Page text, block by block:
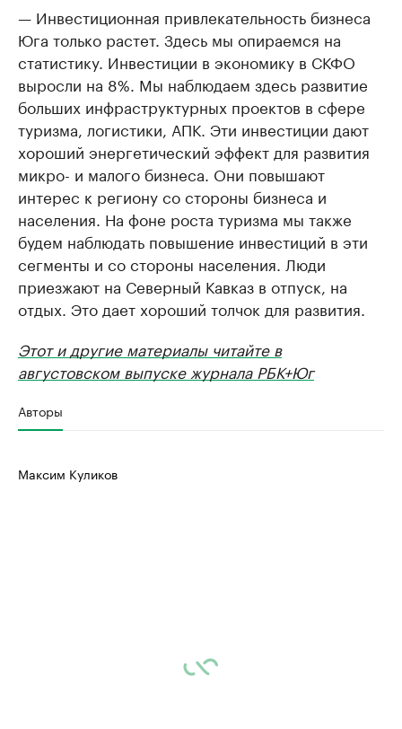
— Инвестиционная привлекательность бизнеса
Юга только растет. Здесь мы опираемся на
статистику. Инвестиции в экономику в СКФО
выросли на 8%. Мы наблюдаем здесь развитие
больших инфраструктурных проектов в сфере
туризма, логистики, АПК. Эти инвестиции дают
хороший энергетический эффект для развития
микро- и малого бизнеса. Они повышают
интерес к региону со стороны бизнеса и
населения. На фоне роста туризма мы также
будем наблюдать повышение инвестиций в эти
сегменты и со стороны населения. Люди
приезжают на Северный Кавказ в отпуск, на
отдых. Это дает хороший толчок для развития.
Этот и другие материалы читайте в
августовском выпуске журнала РБК+Юг
Авторы
Максим Куликов